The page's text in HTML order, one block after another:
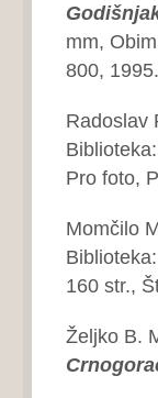
mm,
800, 1995.
Radoslav
Pro foto,
Momčilo
160 str.,
Željko B.